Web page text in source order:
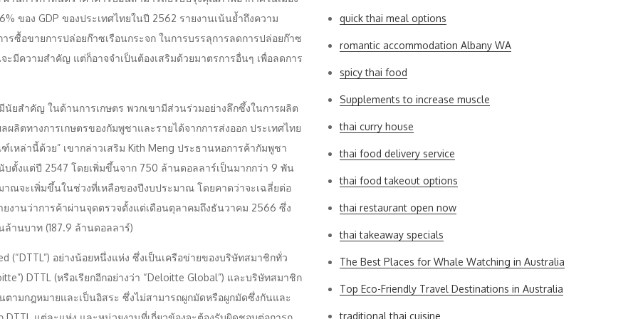
ของ GDP ของประเทศไทยในปี 2562 รายงานเน้นย้ำถึงความ
ซื้อขายการปล่อยก๊าซเรือนกระจก ในการบรรลุการลดการปล่อยก๊าซ
มีความสำคัญ แต่ก็อาจจำเป็นต้องเสริมด้วยมาตรการอื่นๆ เพื่อลดการ
นัยสำคัญ ในด้านการเกษตร พวกเขามีส่วนร่วมอย่างลึกซึ้งในการผลิต
ตทางการเกษตรของกัมพูชาและรายได้จากการส่งออก ประเทศไทย
ล่านี้ด้วย” เขากล่าวเสริม Kith Meng ประธานหอการค้ากัมพูชา
บตั้งแต่ปี 2547 โดยเพิ่มขึ้นจาก 750 ล้านดอลลาร์เป็นมากกว่า 9 พัน
ณจะเพิ่มขึ้นในช่วงที่เหลือของปีงบประมาณ โดยคาดว่าจะเฉลี่ยต่อ
งานว่าการค้าผ่านจุดตรวจตั้งแต่เดือนตุลาคมถึงธันวาคม 2566 ซึ่ง
านบาท (187.9 ล้านดอลลาร์)
(“DTTL”) อย่างน้อยหนึ่งแห่ง ซึ่งเป็นเครือข่ายของบริษัทสมาชิกทั่ว
DTTL (หรือเรียกอีกอย่างว่า “Deloitte Global”) และบริษัทสมาชิก
ามกฎหมายและเป็นอิสระ ซึ่งไม่สามารถผูกมัดหรือผูกมัดซึ่งกันและ
quick thai meal options
romantic accommodation Albany WA
spicy thai food
Supplements to increase muscle
thai curry house
thai food delivery service
thai food takeout options
thai restaurant open now
thai takeaway specials
The Best Places for Whale Watching in Australia
Top Eco-Friendly Travel Destinations in Australia
traditional thai cuisine